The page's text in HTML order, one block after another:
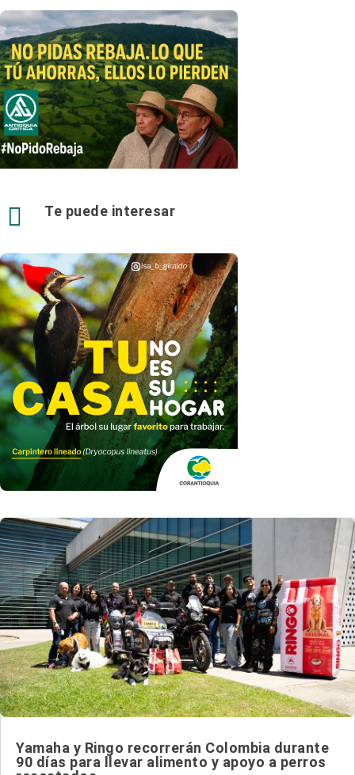
 Te puede interesar
Yamaha y Ringo recorrerán Colombia durante
90 días para llevar alimento y apoyo a perros